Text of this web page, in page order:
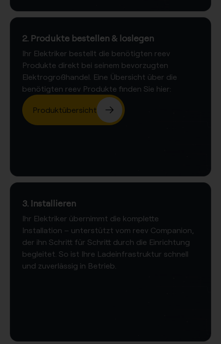
2. Produkte bestellen & loslegen
Ihr Elektriker bestellt die benötigten reev
Produkte direkt bei seinem bevorzugten
Elektrogroßhandel. Eine Übersicht über die
benötigten reev Produkte finden Sie hier:
Produktübersicht
3. Installieren
Ihr Elektriker übernimmt die komplette
Installation – unterstützt vom reev Companion,
der ihn Schritt für Schritt durch die Einrichtung
begleitet. So ist Ihre Ladeinfrastruktur schnell
und zuverlässig in Betrieb.